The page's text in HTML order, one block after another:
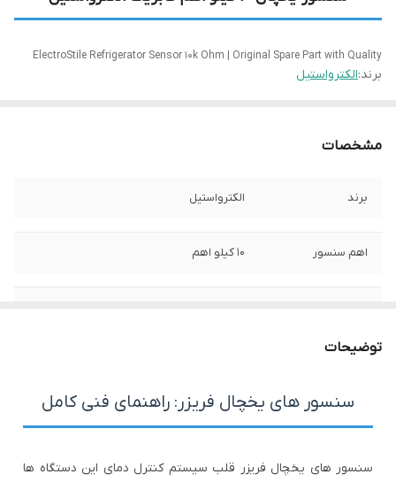
ElectroStile Refrigerator Sensor 10k Ohm | Original Spare Part with Quality
برند:الکترواستیل
مشخصات
برند الکترواستیل
اهم سنسور 10 کیلو اهم
توضیحات
سنسور های یخچال فریزر: راهنمای فنی کامل
سنسور های یخچال فریزر قلب سیستم کنترل دمای این دستگاه ها